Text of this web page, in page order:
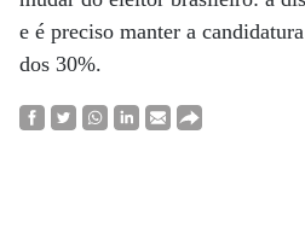
e é preciso manter a
dos 30%.